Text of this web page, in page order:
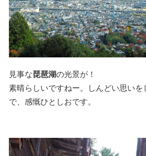
見事な琵琶湖の光景が！
素晴らしいですねー。しんどい思い
で、感慨ひとしおです。